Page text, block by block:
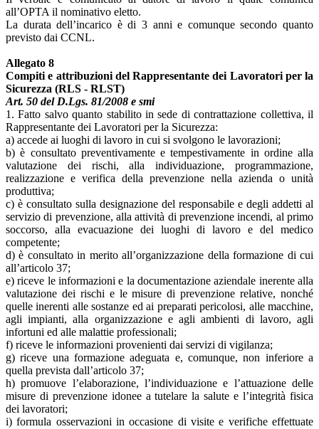
all’OPTA il nominativo eletto.
La durata dell’incarico è di 3 anni e comunque secondo quanto
previsto dai CCNL.
Allegato 8
Compiti e attribuzioni del Rappresentante dei Lavoratori per la
Sicurezza (RLS - RLST)
Art. 50 del D.Lgs. 81/2008 e smi
1. Fatto salvo quanto stabilito in sede di contrattazione collettiva, il
Rappresentante dei Lavoratori per la Sicurezza:
a) accede ai luoghi di lavoro in cui si svolgono le lavorazioni;
b) è consultato preventivamente e tempestivamente in ordine alla
valutazione dei rischi, alla individuazione, programmazione,
realizzazione e verifica della prevenzione nella azienda o unità
produttiva;
c) è consultato sulla designazione del responsabile e degli addetti al
servizio di prevenzione, alla attività di prevenzione incendi, al primo
soccorso, alla evacuazione dei luoghi di lavoro e del medico
competente;
d) è consultato in merito all’organizzazione della formazione di cui
all’articolo 37;
e) riceve le informazioni e la documentazione aziendale inerente alla
valutazione dei rischi e le misure di prevenzione relative, nonché
quelle inerenti alle sostanze ed ai preparati pericolosi, alle macchine,
agli impianti, alla organizzazione e agli ambienti di lavoro, agli
infortuni ed alle malattie professionali;
f) riceve le informazioni provenienti dai servizi di vigilanza;
g) riceve una formazione adeguata e, comunque, non inferiore a
quella prevista dall’articolo 37;
h) promuove l’elaborazione, l’individuazione e l’attuazione delle
misure di prevenzione idonee a tutelare la salute e l’integrità fisica
dei lavoratori;
i) formula osservazioni in occasione di visite e verifiche effettuate